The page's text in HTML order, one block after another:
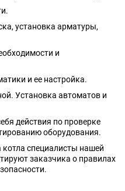
установка арматуры,
и
и ее настройка.
Установка автоматов и
действия по проверке
оборудования.
специалисты нашей
заказчика о правилах